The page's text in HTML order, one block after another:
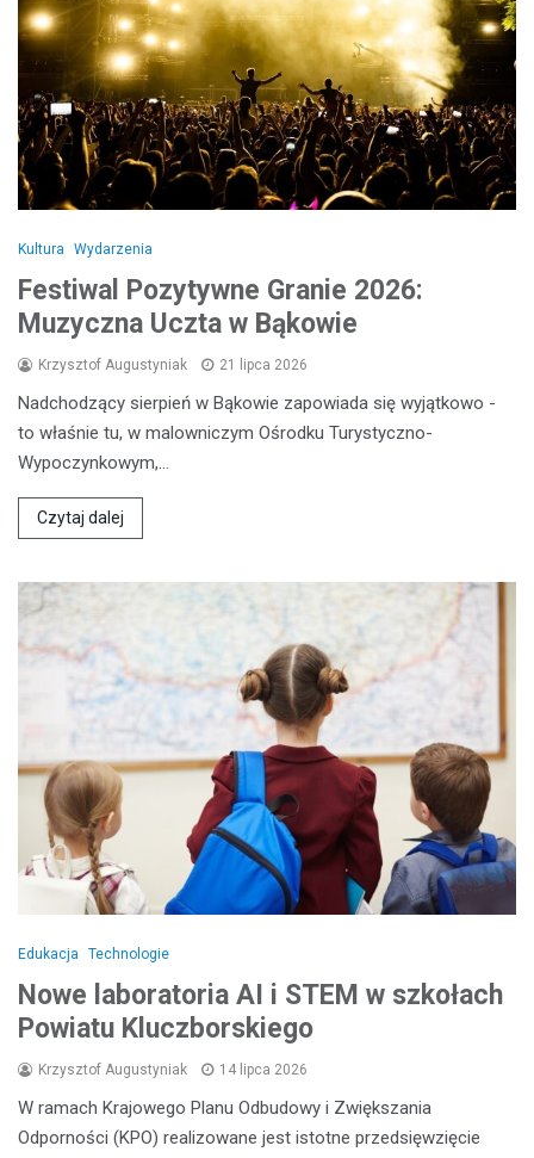
Kultura Wydarzenia
Festiwal Pozytywne Granie 2026:
Muzyczna Uczta w Bąkowie
Krzysztof Augustyniak 21 lipca 2026
Nadchodzący sierpień w Bąkowie zapowiada się wyjątkowo -
to właśnie tu, w malowniczym Ośrodku Turystyczno-
Wypoczynkowym,…
Czytaj dalej
Edukacja Technologie
Nowe laboratoria AI i STEM w szkołach
Powiatu Kluczborskiego
Krzysztof Augustyniak 14 lipca 2026
W ramach Krajowego Planu Odbudowy i Zwiększania
Odporności (KPO) realizowane jest istotne przedsięwzięcie